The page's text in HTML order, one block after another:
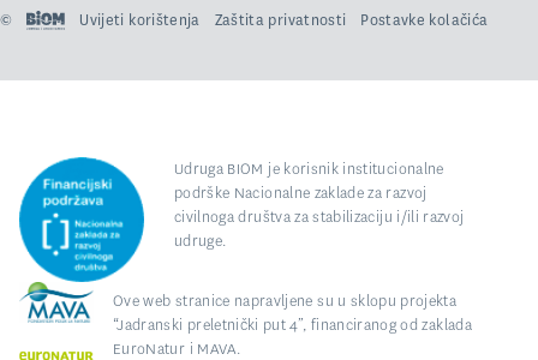
© Uvijeti korištenja Zaštita privatnosti Postavke kolačića
Udruga BIOM je korisnik institucionalne
podrške Nacionalne zaklade za razvoj
civilnoga društva za stabilizaciju i/ili razvoj
udruge.
Ove web stranice napravljene su u sklopu projekta
“Jadranski preletnički put 4”, financiranog od zaklada
EuroNatur i MAVA.